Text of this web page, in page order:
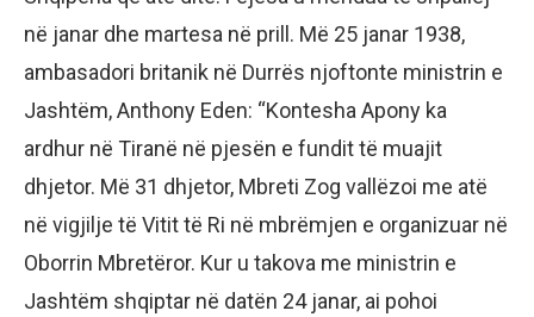
në janar dhe martesa në prill. Më 25 janar 1938,
ambasadori britanik në Durrës njoftonte ministrin e
Jashtëm, Anthony Eden: “Kontesha Apony ka
ardhur në Tiranë në pjesën e fundit të muajit
dhjetor. Më 31 dhjetor, Mbreti Zog vallëzoi me atë
në vigjilje të Vitit të Ri në mbrëmjen e organizuar në
Oborrin Mbretëror. Kur u takova me ministrin e
Jashtëm shqiptar në datën 24 janar, ai pohoi